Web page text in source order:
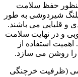
منظور حفظ سلامت
شیردوشی به طور
و قلیایی می باشند.
و در نهایت سلامت
استفاده از
را روشن می سازد.
(ظرفیت خرچنگی